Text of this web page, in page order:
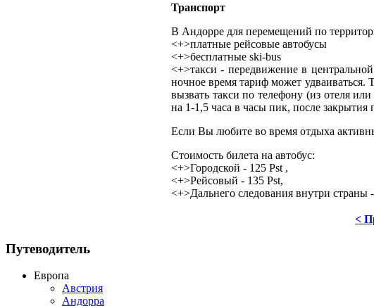
Транспорт
В Андорре для перемещений по
<+>платные рейсовые автобусы
<+>бесплатные ski-bus
<+>такси - передвижение в
ночное время тариф может
вызвать такси по телефону (из отеля
на 1-1,5 часа в часы пик, после закрытия
Если Вы любите во время отдыха
Стоимость билета на автобус:
<+>Городской - 125 Pst ,
<+>Рейсовый - 135 Pst,
<+>Дальнего следования внутри страны
<
Путеводитель
Европа
Австрия
Андорра